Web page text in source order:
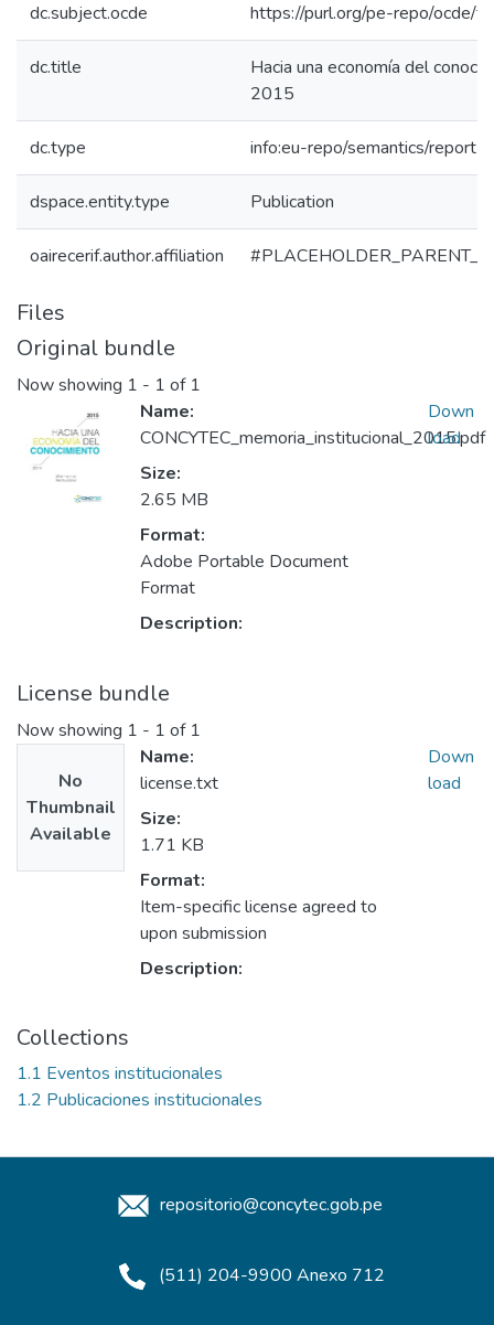
dc.subject.ocde https://purl.org/pe-repo/ocde/
dc.title
Hacia una economía del
2015
dc.type info:eu-repo/semantics/report
dspace.entity.type Publication
oairecerif.author.affiliation
Files
Original bundle
Now showing 1 - 1 of 1
Name:
CONCYTEC_memoria_institucional_2015.pdf
Size:
2.65 MB
Format:
Adobe Portable Document
Format
Description:
Down
load
License bundle
Now showing 1 - 1 of 1
No
Thumbnail
Available
Name:
license.txt
Size:
1.71 KB
Format:
Item-specific license agreed to
upon submission
Description:
Down
load
Collections
1.1 Eventos institucionales
1.2 Publicaciones institucionales
repositorio@concytec.gob.pe
(511) 204-9900 Anexo 712